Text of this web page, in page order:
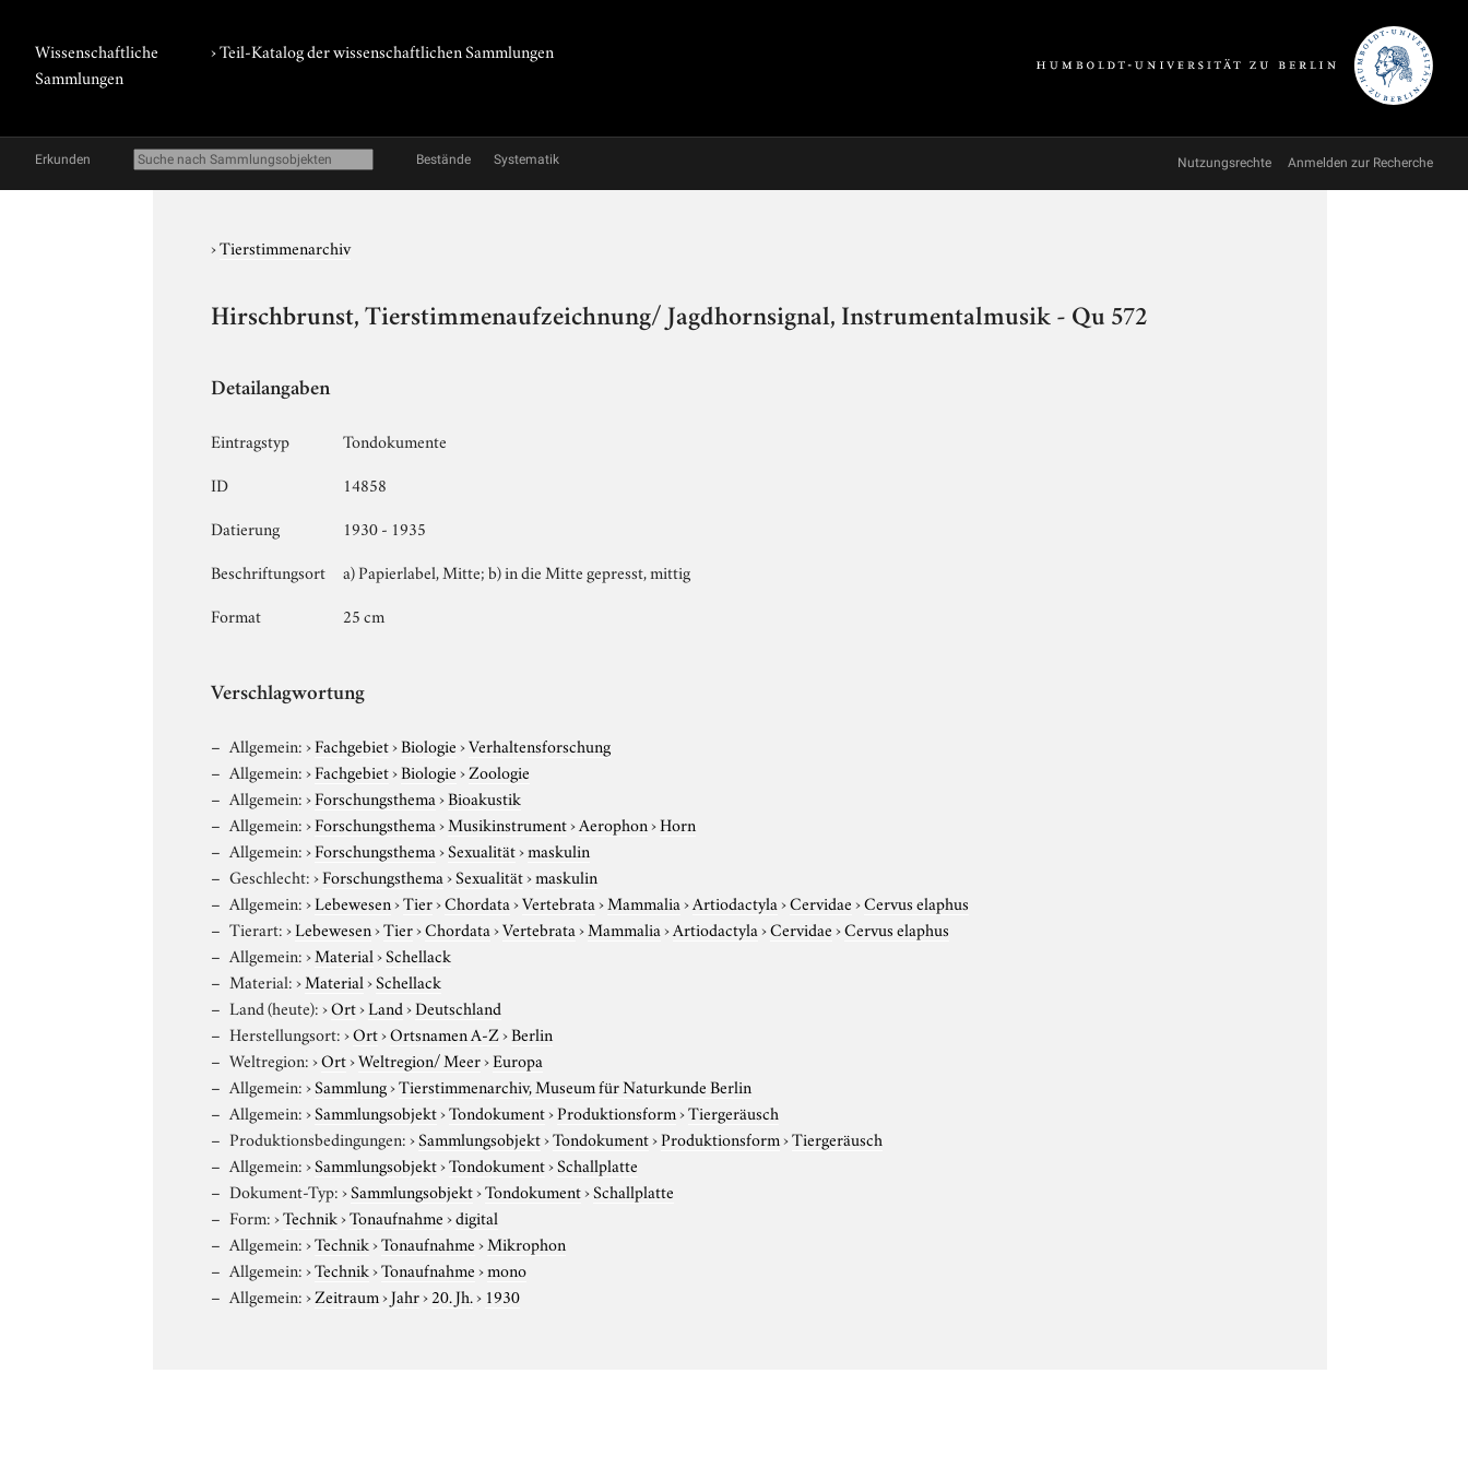
Wissenschaftliche
Sammlungen
› Teil-Katalog der wissenschaftlichen Sammlungen
Erkunden Bestände Systematik Nutzungsrechte Anmelden zur Recherche
›Tierstimmenarchiv
Hirschbrunst, Tierstimmenaufzeichnung/ Jagdhornsignal, Instrumentalmusik - Qu 572
Detailangaben
Eintragstyp
Tondokumente
ID
14858
Datierung
1930 - 1935
Beschriftungsort
a) Papierlabel, Mitte; b) in die Mitte gepresst, mittig
Format
25 cm
Verschlagwortung
Allgemein:›Fachgebiet›Biologie›Verhaltensforschung
Allgemein:›Fachgebiet›Biologie›Zoologie
Allgemein:›Forschungsthema›Bioakustik
Allgemein:›Forschungsthema›Musikinstrument›Aerophon›Horn
Allgemein:›Forschungsthema›Sexualität›maskulin
Geschlecht:›Forschungsthema›Sexualität›maskulin
Allgemein:›Lebewesen›Tier›Chordata›Vertebrata›Mammalia›Artiodactyla›Cervidae›Cervus elaphus
Tierart:›Lebewesen›Tier›Chordata›Vertebrata›Mammalia›Artiodactyla›Cervidae›Cervus elaphus
Allgemein:›Material›Schellack
Material:›Material›Schellack
Land (heute):›Ort›Land›Deutschland
Herstellungsort:›Ort›Ortsnamen A-Z›Berlin
Weltregion:›Ort›Weltregion/ Meer›Europa
Allgemein:›Sammlung›Tierstimmenarchiv, Museum für Naturkunde Berlin
Allgemein:›Sammlungsobjekt›Tondokument›Produktionsform›Tiergeräusch
Produktionsbedingungen:›Sammlungsobjekt›Tondokument›Produktionsform›Tiergeräusch
Allgemein:›Sammlungsobjekt›Tondokument›Schallplatte
Dokument-Typ:›Sammlungsobjekt›Tondokument›Schallplatte
Form:›Technik›Tonaufnahme›digital
Allgemein:›Technik›Tonaufnahme›Mikrophon
Allgemein:›Technik›Tonaufnahme›mono
Allgemein:›Zeitraum›Jahr›20. Jh.› 1930